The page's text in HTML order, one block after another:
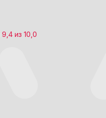
9,4 из 10,0